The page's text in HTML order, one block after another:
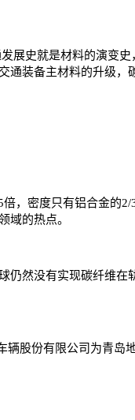
展史就是材料的演变
装备主材料的升级
密度只有铝合金的2/
域的热点。
然没有实现碳纤维在
股份有限公司为青岛